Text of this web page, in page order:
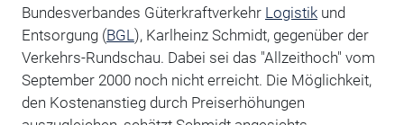
Bundesverbandes Güterkraftverkehr Logistikund
Entsorgung (BGL ), Karlheinz Schmidt, gegenüber der
Verkehrs-Rundschau. Dabei sei das "Allzeithoch" vom
September 2000 noch nicht erreicht. Die Möglichkeit,
den Kostenanstieg durch Preiserhöhungen